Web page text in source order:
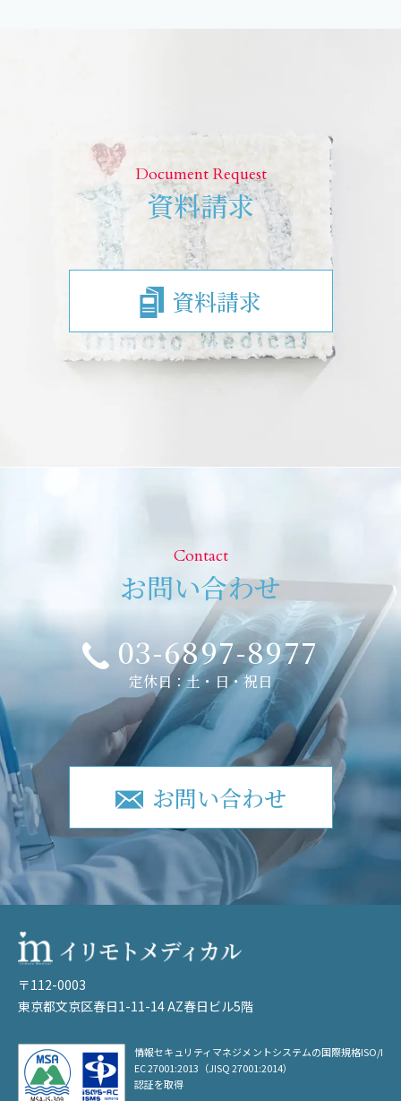
資料請求
Document Request
資料請求
Contact
お問い合わせ
03-6897-8977
定休日：土・日・祝日
お問い合わせ
〒112-0003
東京都文京区春日1-11-14 AZ春日ビル5階
情報セキュリティマネジメントシステムの国際規格ISO/I
EC 27001:2013（JISQ 27001:2014）
認証を取得